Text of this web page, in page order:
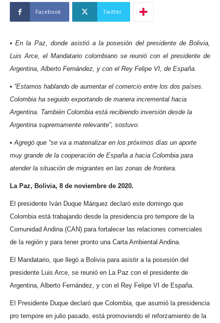
Facebook Twitter
• En la Paz, donde asistió a la posesión del presidente de Bolivia,
Luis Arce, el Mandatario colombiano se reunió con el presidente de
Argentina, Alberto Fernández, y con el Rey Felipe VI, de España.
• “Estamos hablando de aumentar el comercio entre los dos países.
Colombia ha seguido exportando de manera incremental hacia
Argentina. También Colombia está recibiendo inversión desde la
Argentina supremamente relevante”, sostuvo.
• Agregó que “se va a materializar en los próximos días un aporte
muy grande de la cooperación de España a hacia Colombia para
atender la situación de migrantes en las zonas de frontera.
La Paz, Bolivia, 8 de noviembre de 2020.
El presidente Iván Duque Márquez declaró este domingo que
Colombia está trabajando desde la presidencia pro tempore de la
Comunidad Andina (CAN) para fortalecer las relaciones comerciales
de la región y para tener pronto una Carta Ambiental Andina.
El Mandatario, que llegó a Bolivia para asistir a la posesión del
presidente Luis Arce, se reunió en La Paz con el presidente de
Argentina, Alberto Fernández, y con el Rey Felipe VI de España.
El Presidente Duque declaró que Colombia, que asumió la presidencia
pro tempore en julio pasado, está promoviendo el reforzamiento de la